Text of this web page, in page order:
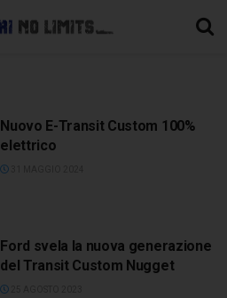
Nuovo E-Transit Custom 100%
elettrico
Ford svela la nuova generazione
del Transit Custom Nugget